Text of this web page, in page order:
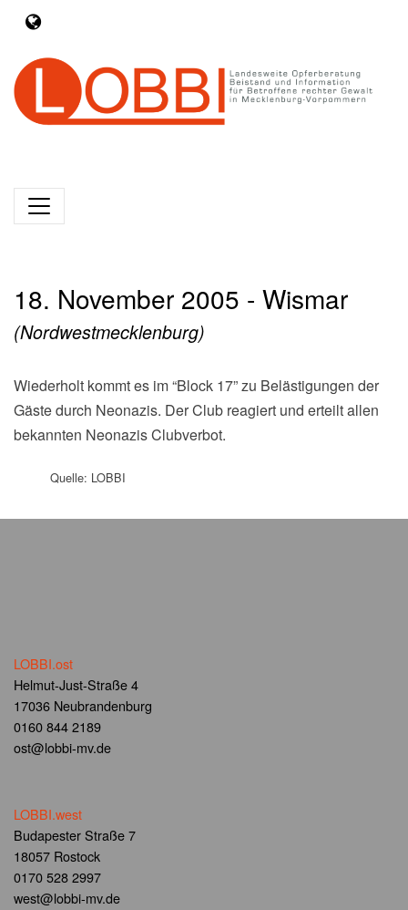
18. November 2005 - Wismar
(Nordwestmecklenburg)
Wiederholt kommt es im “Block 17” zu Belästigungen der
Gäste durch Neonazis. Der Club reagiert und erteilt allen
bekannten Neonazis Clubverbot.
Quelle: LOBBI
LOBBI.ost
Helmut-Just-Straße 4
17036 Neubrandenburg
0160 844 2189
ost@lobbi-mv.de
LOBBI.west
Budapester Straße 7
18057 Rostock
0170 528 2997
west@lobbi-mv.de